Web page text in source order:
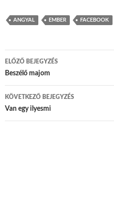
ANGYAL EMBER FACEBOOK
Bejegyzés navigáció
ELŐZŐ BEJEGYZÉS
Beszélő majom
KÖVETKEZŐ BEJEGYZÉS
Van egy ilyesmi